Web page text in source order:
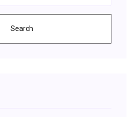
Search